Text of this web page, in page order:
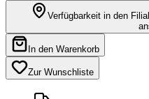
Verfügbarkeit in den
In den Warenkorb
Zur Wunschliste